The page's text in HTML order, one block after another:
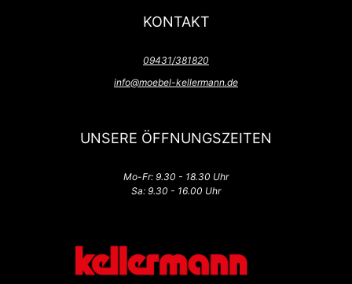
KONTAKT
09431/381820
info@moebel-kellermann.de
UNSERE ÖFFNUNGSZEITEN
Mo-Fr: 9.30 - 18.30 Uhr
Sa: 9.30 - 16.00 Uhr